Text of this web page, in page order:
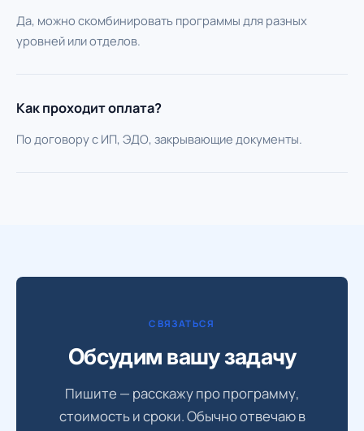
Да, можно скомбинировать программы для разных
уровней или отделов.
Как проходит оплата?
По договору с ИП, ЭДО, закрывающие документы.
СВЯЗАТЬСЯ
Обсудим вашу задачу
Пишите — расскажу про программу,
стоимость и сроки. Обычно отвечаю в